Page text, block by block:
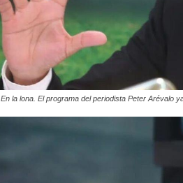
En la lona. El programa del periodista Peter Arévalo